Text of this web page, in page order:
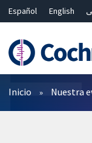
Español English
Bahasa Malaysia
ไทย
Filtros
Inicio Nuestra